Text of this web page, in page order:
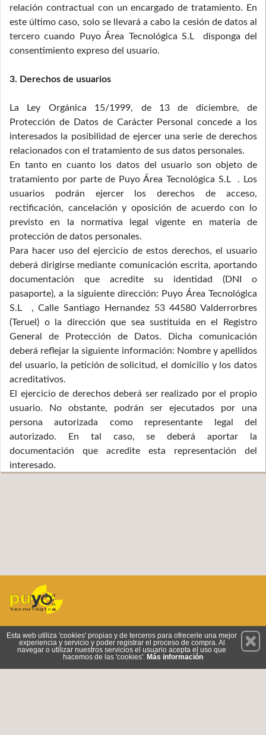
relación contractual con un encargado de tratamiento. En
este último caso, solo se llevará a cabo la cesión de datos al
tercero cuando Puyo Área Tecnológica S.L disponga del
consentimiento expreso del usuario.
3. Derechos de usuarios
La Ley Orgánica 15/1999, de 13 de diciembre, de
Protección de Datos de Carácter Personal concede a los
interesados la posibilidad de ejercer una serie de derechos
relacionados con el tratamiento de sus datos personales.
En tanto en cuanto los datos del usuario son objeto de
tratamiento por parte de Puyo Área Tecnológica S.L . Los
usuarios podrán ejercer los derechos de acceso,
rectificación, cancelación y oposición de acuerdo con lo
previsto en la normativa legal vigente en materia de
protección de datos personales.
Para hacer uso del ejercicio de estos derechos, el usuario
deberá dirigirse mediante comunicación escrita, aportando
documentación que acredite su identidad (DNI o
pasaporte), a la siguiente dirección: Puyo Área Tecnológica
S.L , Calle Santiago Hernandez 53 44580 Valderrorbres
(Teruel) o la dirección que sea sustituida en el Registro
General de Protección de Datos. Dicha comunicación
deberá reflejar la siguiente información: Nombre y apellidos
del usuario, la petición de solicitud, el domicilio y los datos
acreditativos.
El ejercicio de derechos deberá ser realizado por el propio
usuario. No obstante, podrán ser ejecutados por una
persona autorizada como representante legal del
autorizado. En tal caso, se deberá aportar la
documentación que acredite esta representación del
interesado.
Suscríbete
Esta web utiliza 'cookies' propias y de terceros para ofrecerle una mejor
experiencia y servicio y poder registrar el proceso de compra. Al
navegar o utilizar nuestros servicios el usuario acepta el uso que
hacemos de las 'cookies'. Más información